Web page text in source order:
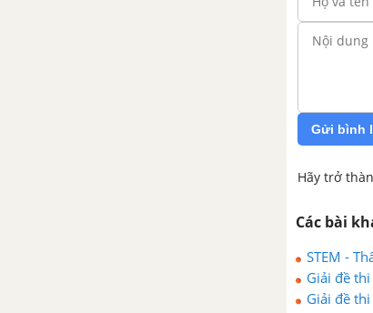
Gửi bình
Hãy trở
Các bài
STEM -
Giải đề
Giải đề